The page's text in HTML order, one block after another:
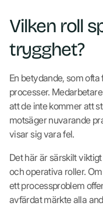
Vilken roll
trygghet?
En betydande, som
processer.
att de inte kommer att
motsäger nuvarande
visar sig vara fel.
Det här är särskilt
och operativa roller.
ett processproblem
avfärdat märkte alla